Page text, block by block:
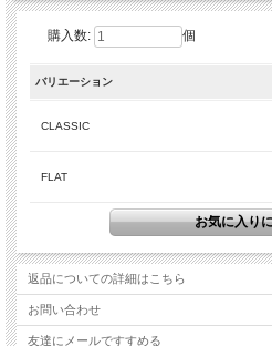
購入数: 個
バリエーション
CLASSIC
FLAT
返品についての詳細はこちら
お問い合わせ
友達にメールですすめる